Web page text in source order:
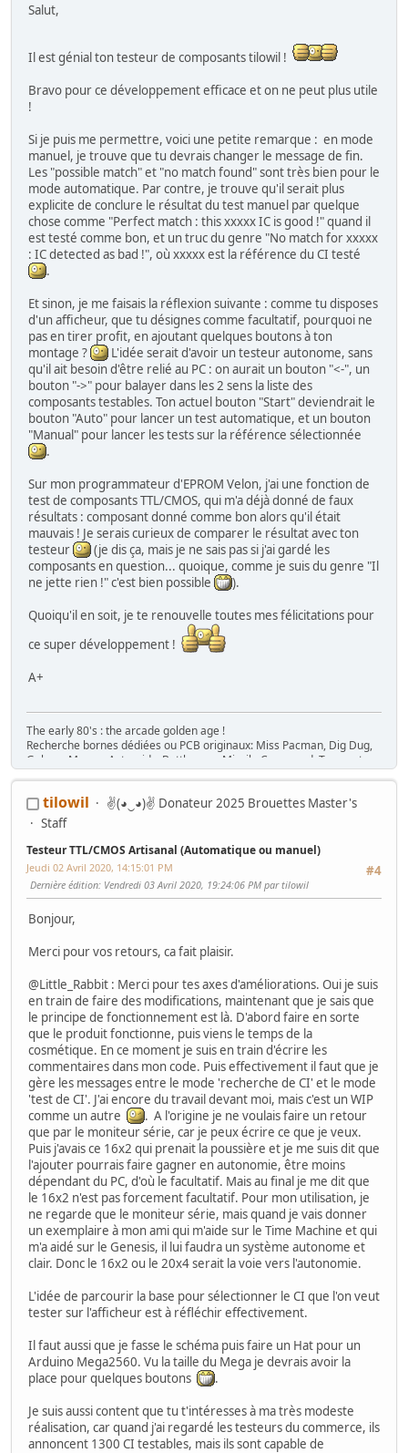
Salut,
Il est génial ton testeur de composants tilowil !
Bravo pour ce développement efficace et on ne peut plus utile
!
Si je puis me permettre, voici une petite remarque : en mode
manuel, je trouve que tu devrais changer le message de fin.
Les "possible match" et "no match found" sont très bien pour le
mode automatique. Par contre, je trouve qu'il serait plus
explicite de conclure le résultat du test manuel par quelque
chose comme "Perfect match : this xxxxx IC is good !" quand il
est testé comme bon, et un truc du genre "No match for xxxxx
: IC detected as bad !", où xxxxx est la référence du CI testé
.
Et sinon, je me faisais la réflexion suivante : comme tu disposes
d'un afficheur, que tu désignes comme facultatif, pourquoi ne
pas en tirer profit, en ajoutant quelques boutons à ton
montage ?
L'idée serait d'avoir un testeur autonome, sans
qu'il ait besoin d'être relié au PC : on aurait un bouton "<-", un
bouton "->" pour balayer dans les 2 sens la liste des
composants testables. Ton actuel bouton "Start" deviendrait le
bouton "Auto" pour lancer un test automatique, et un bouton
"Manual" pour lancer les tests sur la référence sélectionnée
.
Sur mon programmateur d'EPROM Velon, j'ai une fonction de
test de composants TTL/CMOS, qui m'a déjà donné de faux
résultats : composant donné comme bon alors qu'il était
mauvais ! Je serais curieux de comparer le résultat avec ton
testeur
(je dis ça, mais je ne sais pas si j'ai gardé les
composants en question... quoique, comme je suis du genre "Il
ne jette rien !" c'est bien possible
).
Quoiqu'il en soit, je te renouvelle toutes mes félicitations pour
ce super développement !
A+
The early 80's : the arcade golden age !
Recherche bornes dédiées ou PCB originaux: Miss Pacman, Dig Dug,
Galaga, Mappy, Asteroids, Battlezone, Missile Command, Tempest,
Star Wars, Donkey Kong (+ Jr), Mario Bros, Moon Patrol, Defender,
Gottlieb des années 80 (Spirit, Amazon Hunt, ...), Baby Pac Man.
Divers : Ice Cold Beer =>
Magaming room, mastorage room
tilowil
✌(◕‿◕)✌ Donateur 2025 Brouettes Master's
Staff
Testeur TTL/CMOS Artisanal (Automatique ou manuel)
#4
Jeudi 02 Avril 2020, 14:15:01 PM
Dernière édition: Vendredi 03 Avril 2020, 19:24:06 PM par tilowil
Bonjour,
Merci pour vos retours, ca fait plaisir.
@Little_Rabbit : Merci pour tes axes d'améliorations. Oui je suis
en train de faire des modifications, maintenant que je sais que
le principe de fonctionnement est là. D'abord faire en sorte
que le produit fonctionne, puis viens le temps de la
cosmétique. En ce moment je suis en train d'écrire les
commentaires dans mon code. Puis effectivement il faut que je
gère les messages entre le mode 'recherche de CI' et le mode
'test de CI'. J'ai encore du travail devant moi, mais c'est un WIP
comme un autre
. A l'origine je ne voulais faire un retour
que par le moniteur série, car je peux écrire ce que je veux.
Puis j'avais ce 16x2 qui prenait la poussière et je me suis dit que
l'ajouter pourrais faire gagner en autonomie, être moins
dépendant du PC, d'où le facultatif. Mais au final je me dit que
le 16x2 n'est pas forcement facultatif. Pour mon utilisation, je
ne regarde que le moniteur série, mais quand je vais donner
un exemplaire à mon ami qui m'aide sur le Time Machine et qui
m'a aidé sur le Genesis, il lui faudra un système autonome et
clair. Donc le 16x2 ou le 20x4 serait la voie vers l'autonomie.
L'idée de parcourir la base pour sélectionner le CI que l'on veut
tester sur l'afficheur est à réfléchir effectivement.
Il faut aussi que je fasse le schéma puis faire un Hat pour un
Arduino Mega2560. Vu la taille du Mega je devrais avoir la
place pour quelques boutons
.
Je suis aussi content que tu t'intéresses à ma très modeste
réalisation, car quand j'ai regardé les testeurs du commerce, ils
annoncent 1300 CI testables, mais ils sont capable de